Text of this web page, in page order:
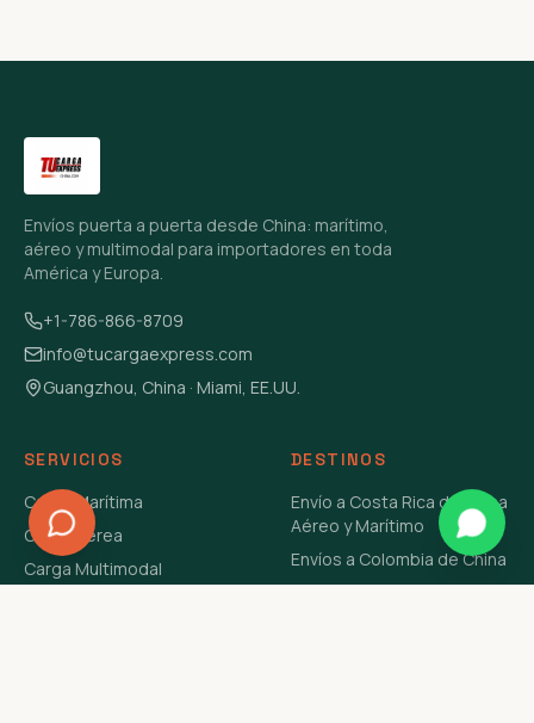
Envíos puerta a puerta desde China: marítimo,
aéreo y multimodal para importadores en toda
América y Europa.
+1-786-866-8709
info@tucargaexpress.com
Guangzhou, China · Miami, EE.UU.
SERVICIOS
Carga Marítima
Carga Aérea
Carga Multimodal
DESTINOS
Envío a Costa Rica de China
Aéreo y Marítimo
Envíos a Colombia de China